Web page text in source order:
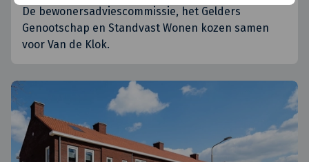
De bewonersadviescommissie, het Gelders
Genootschap en Standvast Wonen kozen samen
voor Van de Klok.